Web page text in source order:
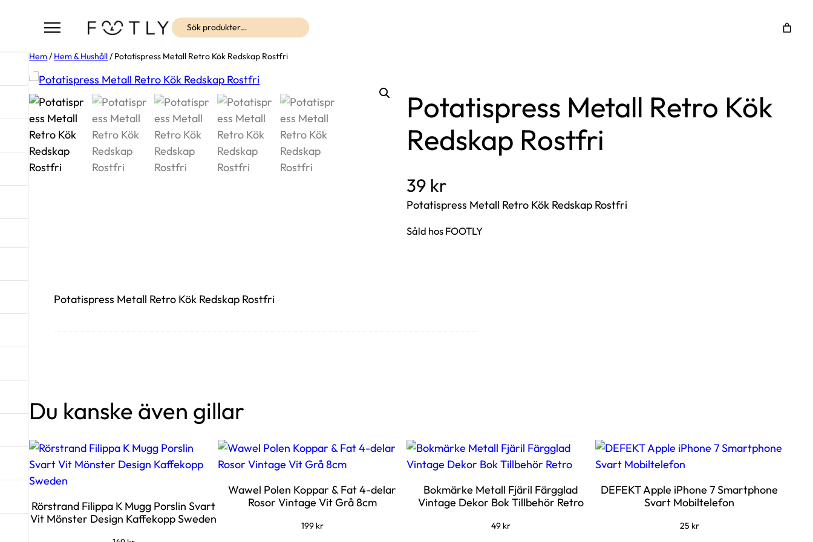
Sök
Hem/ Hem & Hushåll/ Potatispress Metall Retro Kök Redskap Rostfri
Potatispress Metall Retro Kök
Redskap Rostfri
39 kr
Potatispress Metall Retro Kök Redskap Rostfri
Såld hos FOOTLY
Potatispress Metall Retro Kök Redskap Rostfri
Du kanske även gillar
Rörstrand Filippa K Mugg Porslin Svart
Vit Mönster Design Kaffekopp Sweden
Wawel Polen Koppar & Fat 4-delar
Rosor Vintage Vit Grå 8cm
199 kr
Bokmärke Metall Fjäril Färgglad
Vintage Dekor Bok Tillbehör Retro
49 kr
DEFEKT Apple iPhone 7 Smartphone
Svart Mobiltelefon
25 kr